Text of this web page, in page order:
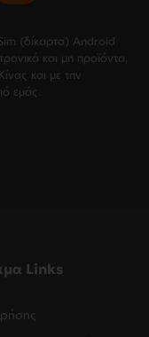
(δίκαρτα) Android
και μη προϊόντα,
και με την
εμάς.
Links